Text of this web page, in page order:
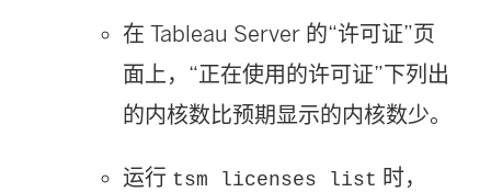
在 Tableau Server 的“许可证”页
面上，“正在使用的许可证”下列出
的内核数比预期显示的内核数少。
运行 tsm licenses list 时，